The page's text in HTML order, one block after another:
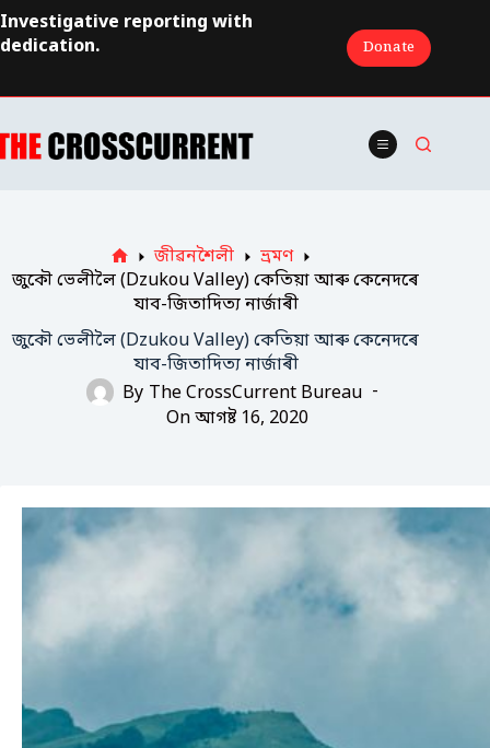
Skip
to
content
Investigative reporting with
dedication.
Donate
Home
জীৱনশৈলী
ভ্ৰমণ
জুকৌ ভেলীলৈ (Dzukou Valley) কেতিয়া আৰু কেনেদৰে
যাব-জিতাদিত্য নাৰ্জাৰী
জুকৌ ভেলীলৈ (Dzukou Valley) কেতিয়া আৰু কেনেদৰে
যাব-জিতাদিত্য নাৰ্জাৰী
By The CrossCurrent Bureau
Onআগষ্ট 16, 2020